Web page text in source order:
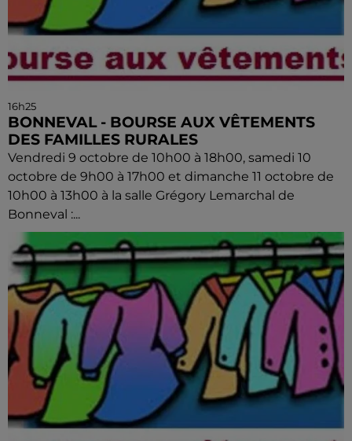
16h25
BONNEVAL - BOURSE AUX VÊTEMENTS
DES FAMILLES RURALES
Vendredi 9 octobre de 10h00 à 18h00, samedi 10
octobre de 9h00 à 17h00 et dimanche 11 octobre de
10h00 à 13h00 à la salle Grégory Lemarchal de
Bonneval :...